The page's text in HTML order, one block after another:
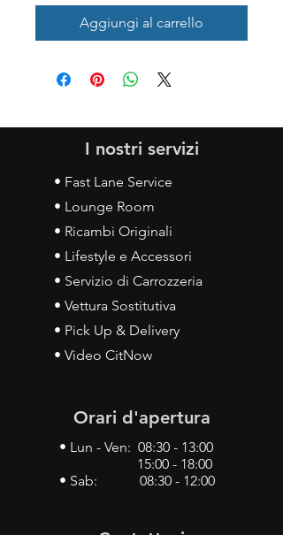
Aggiungi al carrello
I nostri servizi
• Fast Lane Service
• Lounge Room
• Ricambi Originali
• Lifestyle e Accessori
• Servizio di Carrozzeria
• Vettura Sostitutiva
• Pick Up & Delivery
• Video CitNow
Orari d'apertura
• Lun - Ven: 08:30 - 13:00
15:00 - 18:00
• Sab: 08:30 - 12:00